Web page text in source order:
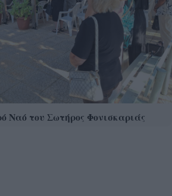
Ναό του Σωτήρος Φονισκαριάς